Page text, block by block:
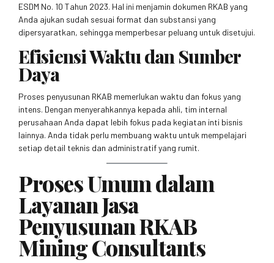
ESDM No. 10 Tahun 2023. Hal ini menjamin dokumen RKAB yang
Anda ajukan sudah sesuai format dan substansi yang
dipersyaratkan, sehingga memperbesar peluang untuk disetujui.
Efisiensi Waktu dan Sumber
Daya
Proses penyusunan RKAB memerlukan waktu dan fokus yang
intens. Dengan menyerahkannya kepada ahli, tim internal
perusahaan Anda dapat lebih fokus pada kegiatan inti bisnis
lainnya. Anda tidak perlu membuang waktu untuk mempelajari
setiap detail teknis dan administratif yang rumit.
Proses Umum dalam
Layanan Jasa
Penyusunan RKAB
Mining Consultants